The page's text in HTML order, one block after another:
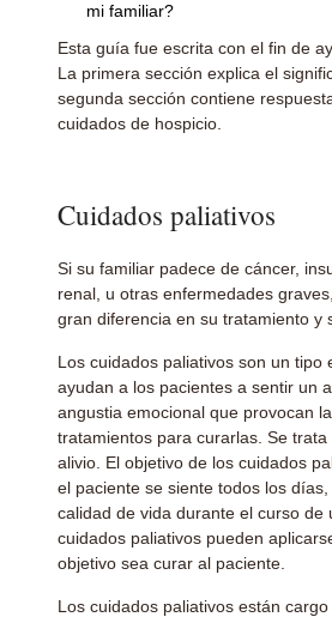
mi familiar?
Esta guía fue escrita con el fin de
La primera sección explica el
segunda sección contiene
cuidados de hospicio.
Cuidados paliativos
Si su familiar padece de cáncer,
renal, u otras enfermedades
gran diferencia en su tratamiento y
Los cuidados paliativos son un
ayudan a los pacientes a sentir un
angustia emocional que provocan
tratamientos para curarlas. Se
alivio. El objetivo de los cuidados
el paciente se siente todos los
calidad de vida durante el curso
cuidados paliativos pueden
objetivo sea curar al paciente.
Los cuidados paliativos están